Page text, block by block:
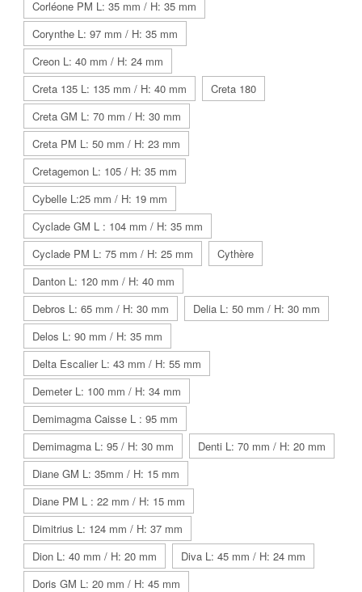
Corléone PM L: 35 mm / H: 35 mm
Corynthe L: 97 mm / H: 35 mm
Creon L: 40 mm / H: 24 mm
Creta 135 L: 135 mm / H: 40 mm
Creta 180
Creta GM L: 70 mm / H: 30 mm
Creta PM L: 50 mm / H: 23 mm
Cretagemon L: 105 / H: 35 mm
Cybelle L:25 mm / H: 19 mm
Cyclade GM L : 104 mm / H: 35 mm
Cyclade PM L: 75 mm / H: 25 mm
Cythère
Danton L: 120 mm / H: 40 mm
Debros L: 65 mm / H: 30 mm
Delia L: 50 mm / H: 30 mm
Delos L: 90 mm / H: 35 mm
Delta Escalier L: 43 mm / H: 55 mm
Demeter L: 100 mm / H: 34 mm
Demimagma Caisse L : 95 mm
Demimagma L: 95 / H: 30 mm
Denti L: 70 mm / H: 20 mm
Diane GM L: 35mm / H: 15 mm
Diane PM L : 22 mm / H: 15 mm
Dimitrius L: 124 mm / H: 37 mm
Dion L: 40 mm / H: 20 mm
Diva L: 45 mm / H: 24 mm
Doris GM L: 20 mm / H: 45 mm